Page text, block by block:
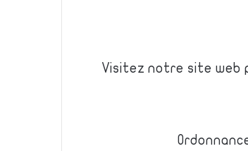
Visitez notre site web